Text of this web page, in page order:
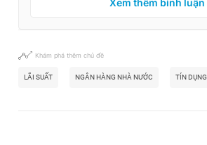
Khám phá thêm chủ đề
LÃI SUẤT NGÂN HÀNG NHÀ NƯỚC TÍN DỤNG